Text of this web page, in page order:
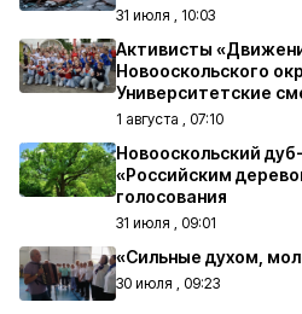
31 июля , 10:03
Активисты
Новооскольского
Университетские
1 августа , 07:10
Новооскольский
«Российским
голосования
31 июля , 09:01
«Сильные духом,
30 июля , 09:23